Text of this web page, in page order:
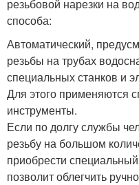
резьбовой нарезки на
способа:
Автоматический,
резьбы на трубах
специальных станков и
Для этого применяются
инструменты.
Если по долгу службы
резьбу на большом
приобрести
позволит облегчить